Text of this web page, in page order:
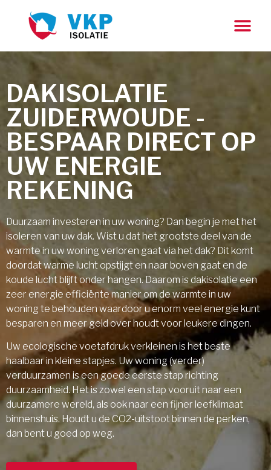
DAKISOLATIE
ZUIDERWOUDE -
BESPAAR DIRECT OP
UW ENERGIE
REKENING
Duurzaam investeren in uw woning? Dan begin je met het
isoleren van uw dak. Wist u dat het grootste deel van de
warmte in uw woning verloren gaat via het dak? Dit komt
doordat warme lucht opstijgt en naar boven gaat en de
koude lucht blijft onder hangen. Daarom is dakisolatie een
zeer energie efficiënte manier om de warmte in uw
woning te behouden waardoor u enorm veel energie kunt
besparen en meer geld over houdt voor leukere dingen.
Uw ecologische voetafdruk verkleinen is het beste
haalbaar in kleine stapjes. Uw woning (verder)
verduurzamen is een goede eerste stap richting
duurzaamheid. Het is zowel een stap vooruit naar een
duurzamere wereld, als ook naar een fijner leefklimaat
binnenshuis. Houdt u de CO2-uitstoot binnen de perken,
dan bent u goed op weg.